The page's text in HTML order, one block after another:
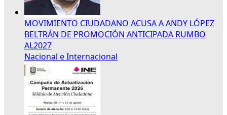
MOVIMIENTO CIUDADANO ACUSA A ANDY LÓPEZ
BELTRÁN DE PROMOCIÓN ANTICIPADA RUMBO
AL2027
Nacional e Internacional